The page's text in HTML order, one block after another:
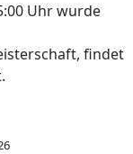
Uhr wurde
findet